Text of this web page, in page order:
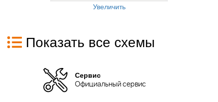
Увеличить
Показать все схемы
Сервис
Официальный сервис